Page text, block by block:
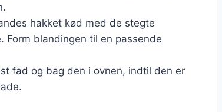
hakket kød med de stegte
Form blandingen til en passende
fad og bag den i ovnen, indtil den er